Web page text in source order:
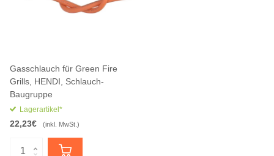
Gasschlauch für Green Fire
Grills, HENDI, Schlauch-
Baugruppe
Lagerartikel*
22,23€ (inkl. MwSt.)